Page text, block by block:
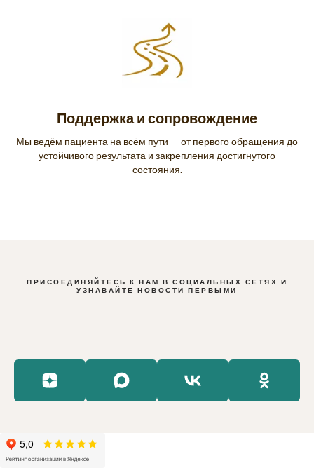
Поддержка и сопровождение
Мы ведём пациента на всём пути — от первого обращения до
устойчивого результата и закрепления достигнутого
состояния.
ПРИСОЕДИНЯЙТЕСЬ К НАМ В СОЦИАЛЬНЫХ СЕТЯХ И
УЗНАВАЙТЕ НОВОСТИ ПЕРВЫМИ